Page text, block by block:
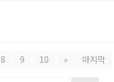
8 9 10 » 마지막